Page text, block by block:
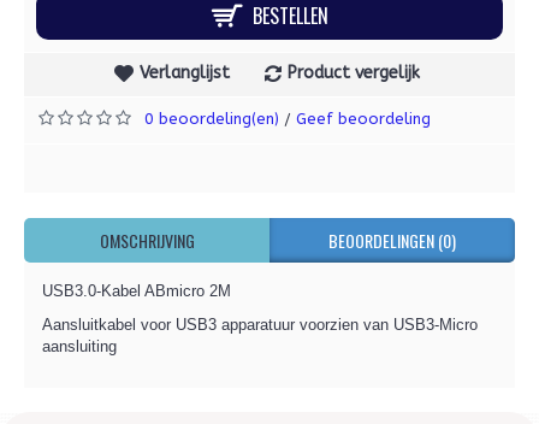
BESTELLEN
Verlanglijst Product vergelijk
0 beoordeling(en) / Geef beoordeling
OMSCHRIJVING BEOORDELINGEN (0)
USB3.0-Kabel ABmicro 2M
Aansluitkabel voor USB3 apparatuur voorzien van USB3-Micro
aansluiting